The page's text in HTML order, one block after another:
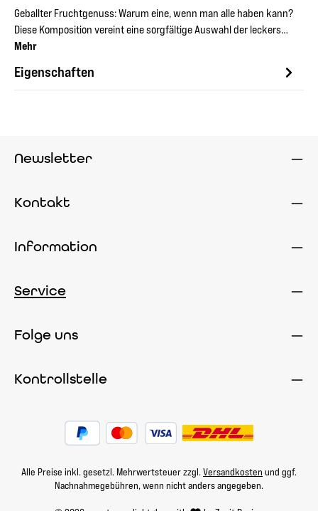
Geballter Fruchtgenuss: Warum eine, wenn man alle haben kann?
Diese Komposition vereint eine sorgfältige Auswahl der leckers…
Mehr
Eigenschaften
Newsletter
Kontakt
Information
Service
Folge uns
Kontrollstelle
Alle Preise inkl. gesetzl. Mehrwertsteuer zzgl. Versandkosten und ggf.
Nachnahmegebühren, wenn nicht anders angegeben.